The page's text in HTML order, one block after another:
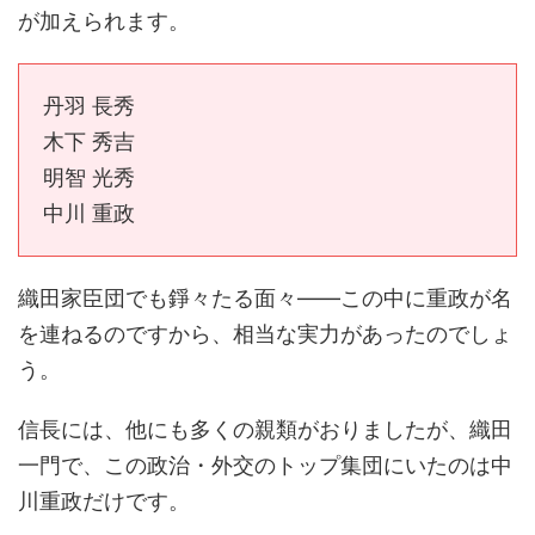
が加えられます。
丹羽 長秀
木下 秀吉
明智 光秀
中川 重政
織田家臣団でも錚々たる面々――この中に重政が名
を連ねるのですから、相当な実力があったのでしょ
う。
信長には、他にも多くの親類がおりましたが、織田
一門で、この政治・外交のトップ集団にいたのは中
川重政だけです。